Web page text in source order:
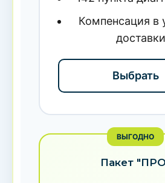
Компенсация в
доставки
Выбрать
ВЫГОДНО
Пакет